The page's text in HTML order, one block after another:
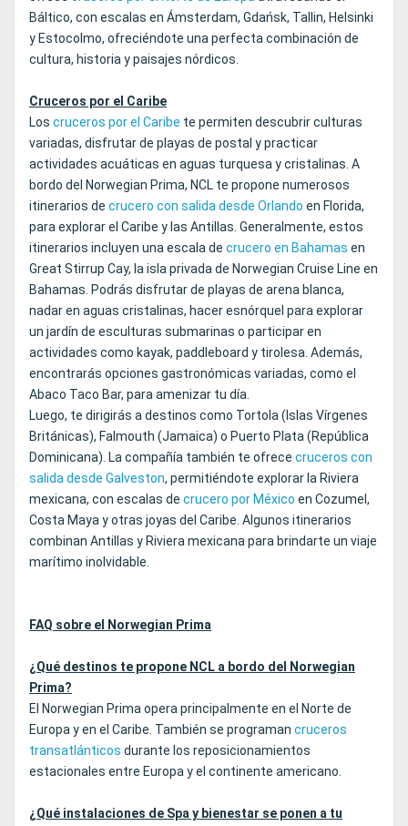
Báltico, con escalas en Ámsterdam, Gdańsk, Tallin, Helsinki
y Estocolmo, ofreciéndote una perfecta combinación de
cultura, historia y paisajes nórdicos.
Cruceros por el Caribe
Los cruceros por el Caribe te permiten descubrir culturas
variadas, disfrutar de playas de postal y practicar
actividades acuáticas en aguas turquesa y cristalinas. A
bordo del Norwegian Prima, NCL te propone numerosos
itinerarios de crucero con salida desde Orlando en Florida,
para explorar el Caribe y las Antillas. Generalmente, estos
itinerarios incluyen una escala de crucero en Bahamas en
Great Stirrup Cay, la isla privada de Norwegian Cruise Line en
Bahamas. Podrás disfrutar de playas de arena blanca,
nadar en aguas cristalinas, hacer esnórquel para explorar
un jardín de esculturas submarinas o participar en
actividades como kayak, paddleboard y tirolesa. Además,
encontrarás opciones gastronómicas variadas, como el
Abaco Taco Bar, para amenizar tu día.
Luego, te dirigirás a destinos como Tortola (Islas Vírgenes
Británicas), Falmouth (Jamaica) o Puerto Plata (República
Dominicana). La compañía también te ofrece cruceros con
salida desde Galveston, permitiéndote explorar la Riviera
mexicana, con escalas de crucero por México en Cozumel,
Costa Maya y otras joyas del Caribe. Algunos itinerarios
combinan Antillas y Riviera mexicana para brindarte un viaje
marítimo inolvidable.
FAQ sobre el Norwegian Prima
¿Qué destinos te propone NCL a bordo del Norwegian
Prima?
El Norwegian Prima opera principalmente en el Norte de
Europa y en el Caribe. También se programan cruceros
transatlánticos durante los reposicionamientos
estacionales entre Europa y el continente americano.
¿Qué instalaciones de Spa y bienestar se ponen a tu